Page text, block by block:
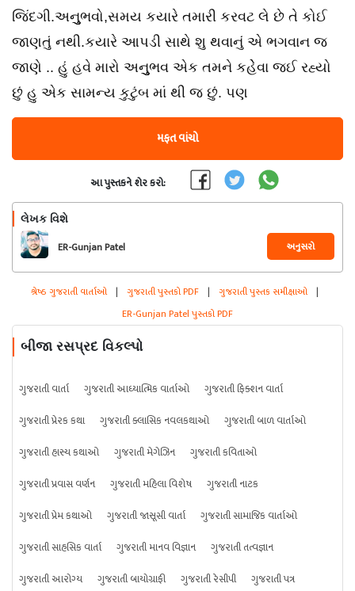
જિંદગી.અનુુુભવો,સમય કયારે તમારી કરવટ લે છે તે કોઈ
જાણતું નથી.કયારે આપડી સાથે શુ થવાનું એ ભગવાન જ
જાણે .. હું હવે મારો અનુુુભવ એક તમને કહેેવા જઈ રહ્યો
છું હુ એક સામન્ય કુટુંબ માં થી જ છું. પણ
મફત વાંચો
આ પુસ્તકને શેર કરો:
લેખક વિશે
ER-Gunjan Patel અનુસરો
શ્રેષ્ઠ ગુજરાતી વાર્તાઓ | ગુજરાતી પુસ્તકો PDF | ગુજરાતી પુસ્તક સમીક્ષાઓ |
ER-Gunjan Patel પુસ્તકો PDF
બીજા રસપ્રદ વિકલ્પો
ગુજરાતી વાર્તા ગુજરાતી આધ્યાત્મિક વાર્તાઓ
ગુજરાતી ફિક્શન વાર્તા
ગુજરાતી પ્રેરક કથા
ગુજરાતી ક્લાસિક નવલકથાઓ
ગુજરાતી બાળ વાર્તાઓ
ગુજરાતી હાસ્ય કથાઓ
ગુજરાતી મેગેઝિન
ગુજરાતી કવિતાઓ
ગુજરાતી પ્રવાસ વર્ણન
ગુજરાતી મહિલા વિશેષ
ગુજરાતી નાટક
ગુજરાતી પ્રેમ કથાઓ
ગુજરાતી જાસૂસી વાર્તા
ગુજરાતી સામાજિક વાર્તાઓ
ગુજરાતી સાહસિક વાર્તા
ગુજરાતી માનવ વિજ્ઞાન
ગુજરાતી તત્વજ્ઞાન
ગુજરાતી આરોગ્ય
ગુજરાતી બાયોગ્રાફી ગુજરાતી રેસીપી ગુજરાતી પત્ર